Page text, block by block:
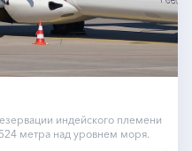
индейского племени
метра над уровнем моря.